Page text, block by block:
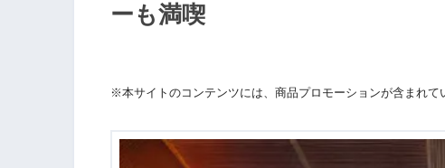
ーも満喫
※本サイトのコンテンツには、商品プロモーションが含まれて